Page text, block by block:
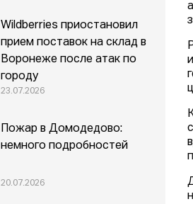
Wildberries приостановил
прием поставок на склад в
Воронеже после атак по
городу
23.07.2026
Пожар в Домодедово:
немного подробностей
20.07.2026